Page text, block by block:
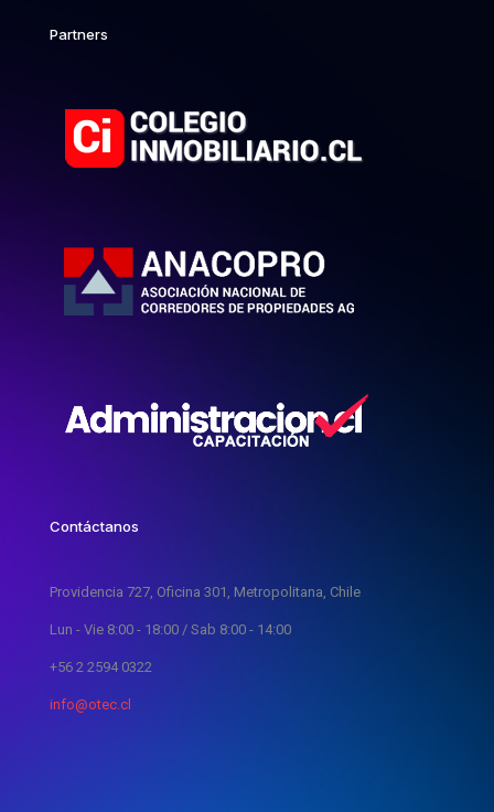
Partners
Contáctanos
Providencia 727, Oficina 301, Metropolitana, Chile
Lun - Vie 8:00 - 18:00 / Sab 8:00 - 14:00
+56 2 2594 0322
info@otec.cl